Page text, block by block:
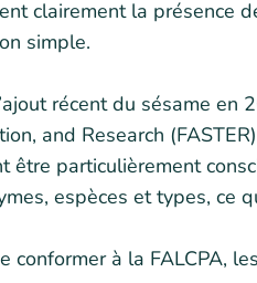
clairement la présence
simple.
récent du sésame en
and Research
être particulièrement
espèces et types, ce
conformer à la FALCPA,